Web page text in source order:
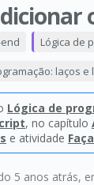
5 anos atrás,
Lógica de
laços e
Lógica de
, no capítulo
e atividade